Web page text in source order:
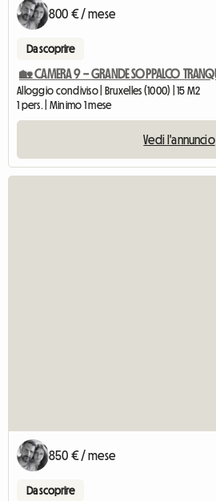
800 € / mese
Da scoprire
Alloggio condiviso | Bruxelles (1000) | 15 M2
1 pers. | Minimo 1 mese
Vedi l'annuncio
850 € / mese
Da scoprire